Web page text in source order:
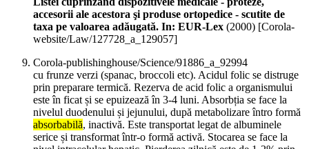
accesorii ale acestora şi produse ortopedice - scutite de
taxa pe valoarea adăugată. In: EUR-Lex (2000) [Corola-
website/Law/127728_a_129057]
Corola-publishinghouse/Science/91886_a_92994
cu frunze verzi (spanac, broccoli etc). Acidul folic se distruge
prin preparare termică. Rezerva de acid folic a organismului
este în ficat și se epuizează în 3-4 luni. Absorbția se face la
nivelul duodenului și jejunului, după metabolizare întro formă
absorbabilă, inactivă. Este transportat legat de albuminele
serice și transformat într-o formă activă. Stocarea se face la